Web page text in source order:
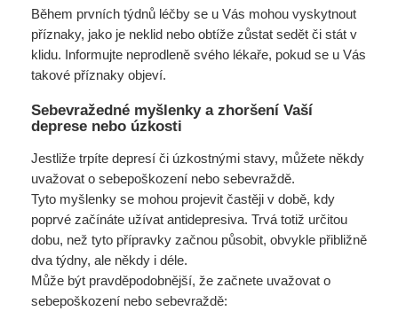
Během prvních týdnů léčby se u Vás mohou vyskytnout
příznaky, jako je neklid nebo obtíže zůstat sedět či stát v
klidu. Informujte neprodleně svého lékaře, pokud se u Vás
takové příznaky objeví.
Sebevražedné myšlenky a zhoršení Vaší
deprese nebo úzkosti
Jestliže trpíte depresí či úzkostnými stavy, můžete někdy
uvažovat o sebepoškození nebo sebevraždě.
Tyto myšlenky se mohou projevit častěji v době, kdy
poprvé začínáte užívat antidepresiva. Trvá totiž určitou
dobu, než tyto přípravky začnou působit, obvykle přibližně
dva týdny, ale někdy i déle.
Může být pravděpodobnější, že začnete uvažovat o
sebepoškození nebo sebevraždě: